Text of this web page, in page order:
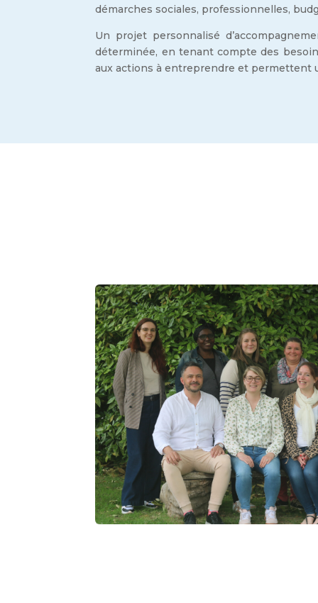
démarches sociales, professionnelles,
Un projet personnalisé
déterminée, en tenant compte des
aux actions à entreprendre et permettent